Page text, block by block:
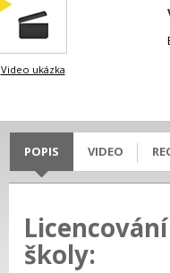
Video ukázka
POPIS VIDEO
školy: